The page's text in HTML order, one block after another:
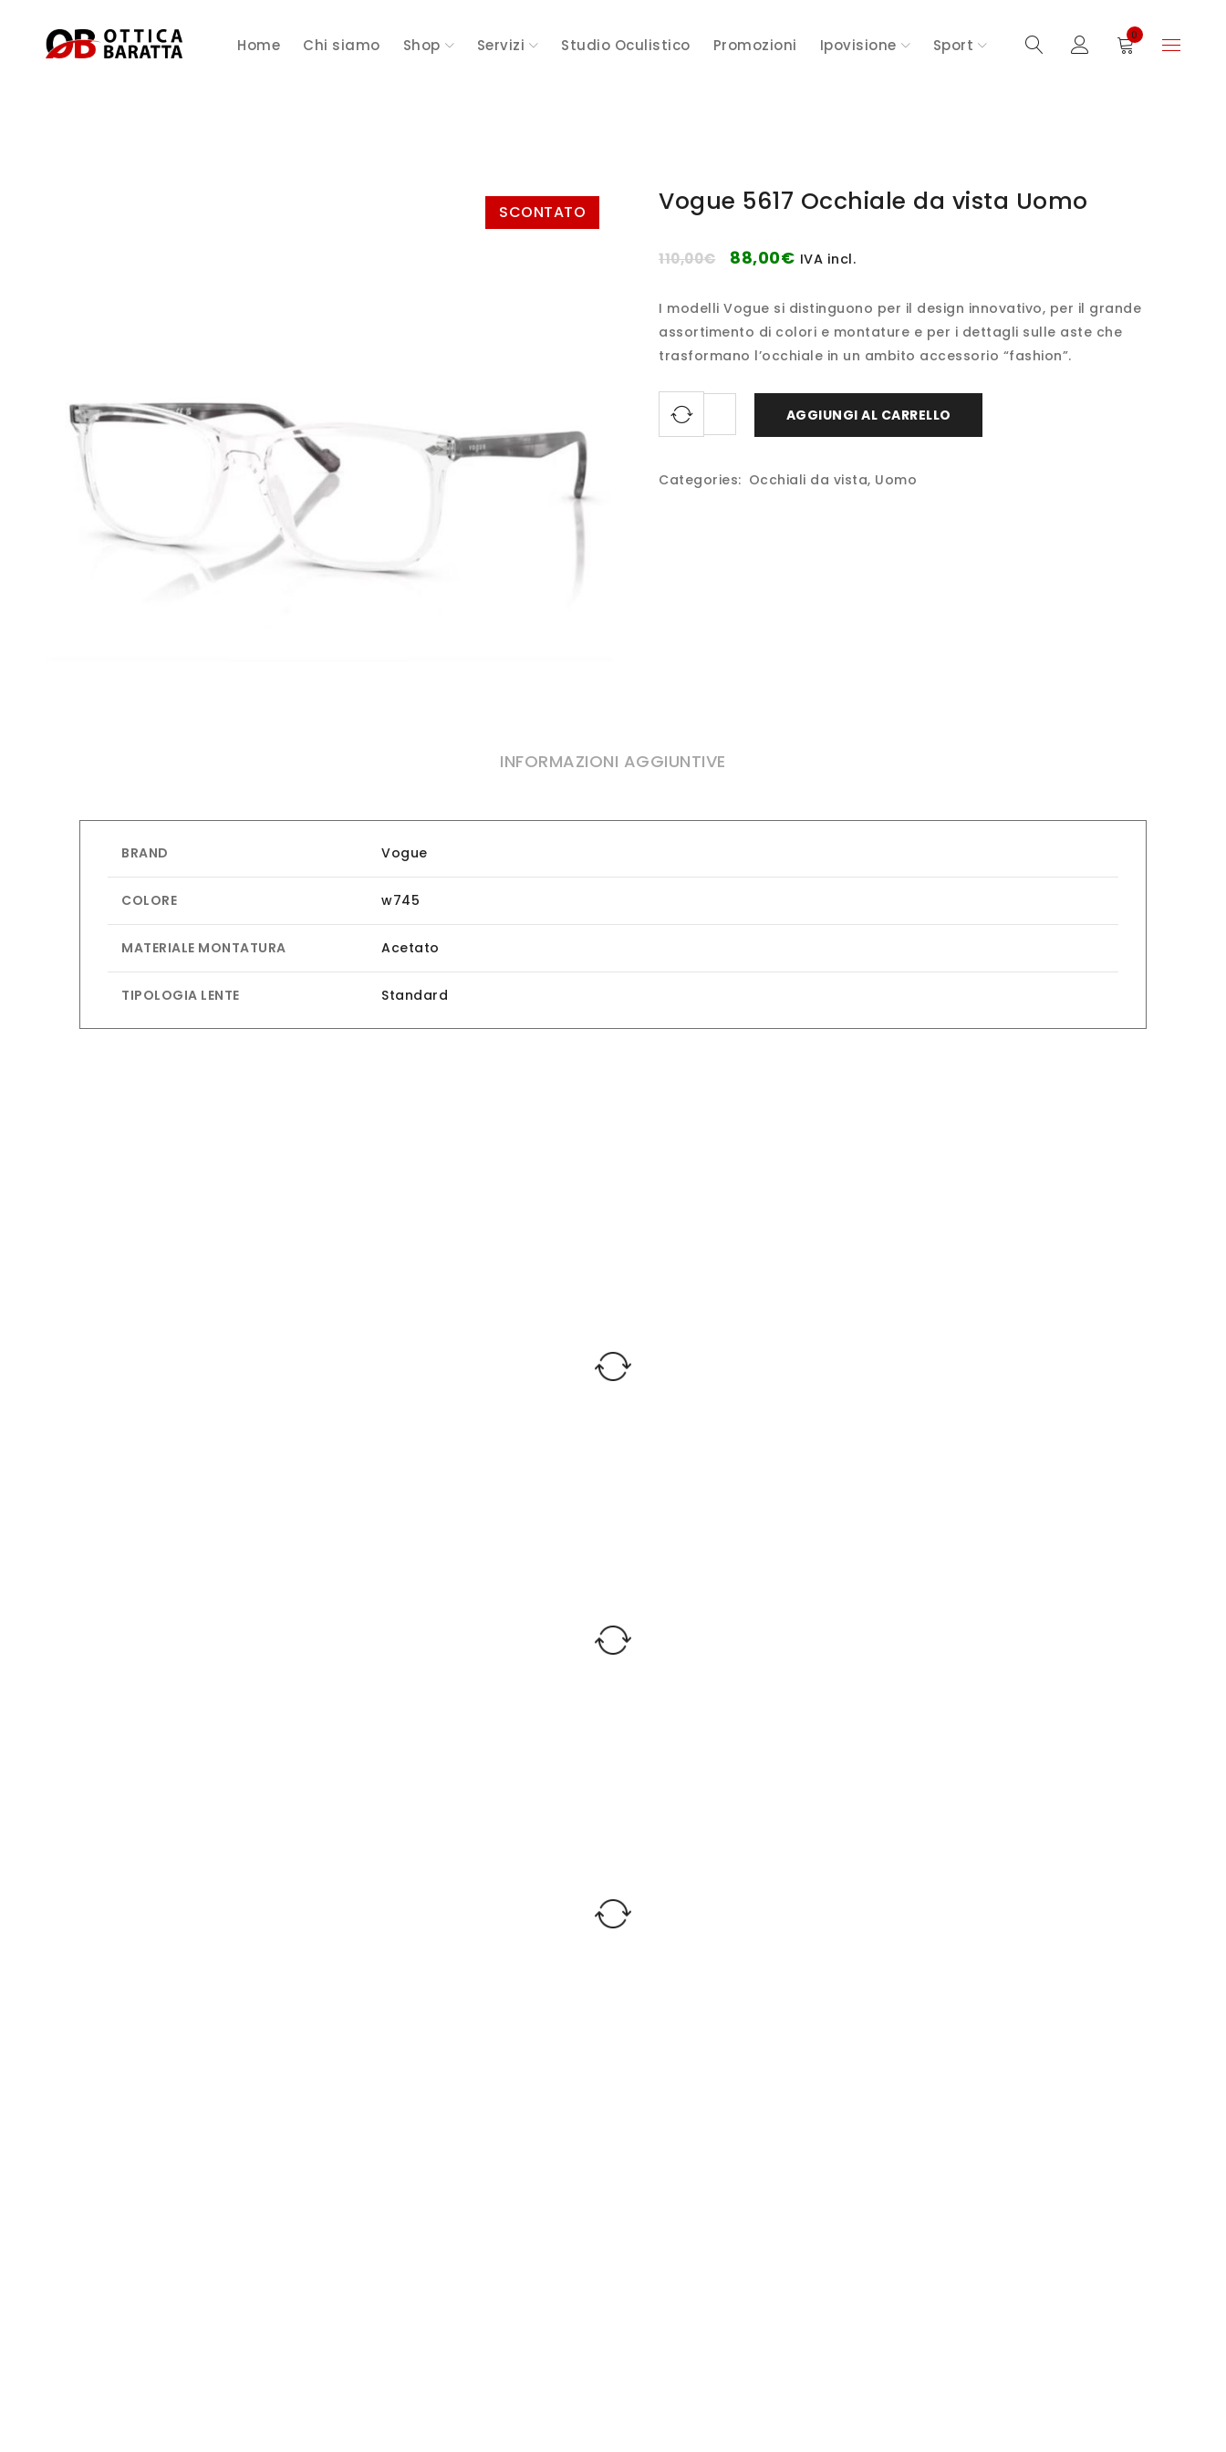
Home Chi siamo Shop Servizi Studio Oculistico Promozioni Ipovisione Sport
0
SCONTATO Vogue 5617 Occhiale da vista Uomo
110,00€ 88,00€ IVA incl.
I modelli Vogue si distinguono per il design innovativo, per il grande
assortimento di colori e montature e per i dettagli sulle aste che
trasformano l’occhiale in un ambito accessorio “fashion”.
AGGIUNGI AL CARRELLO
Categories: Occhiali da vista, Uomo
INFORMAZIONI AGGIUNTIVE
BRAND Vogue
COLORE w745
MATERIALE MONTATURA Acetato
TIPOLOGIA LENTE Standard